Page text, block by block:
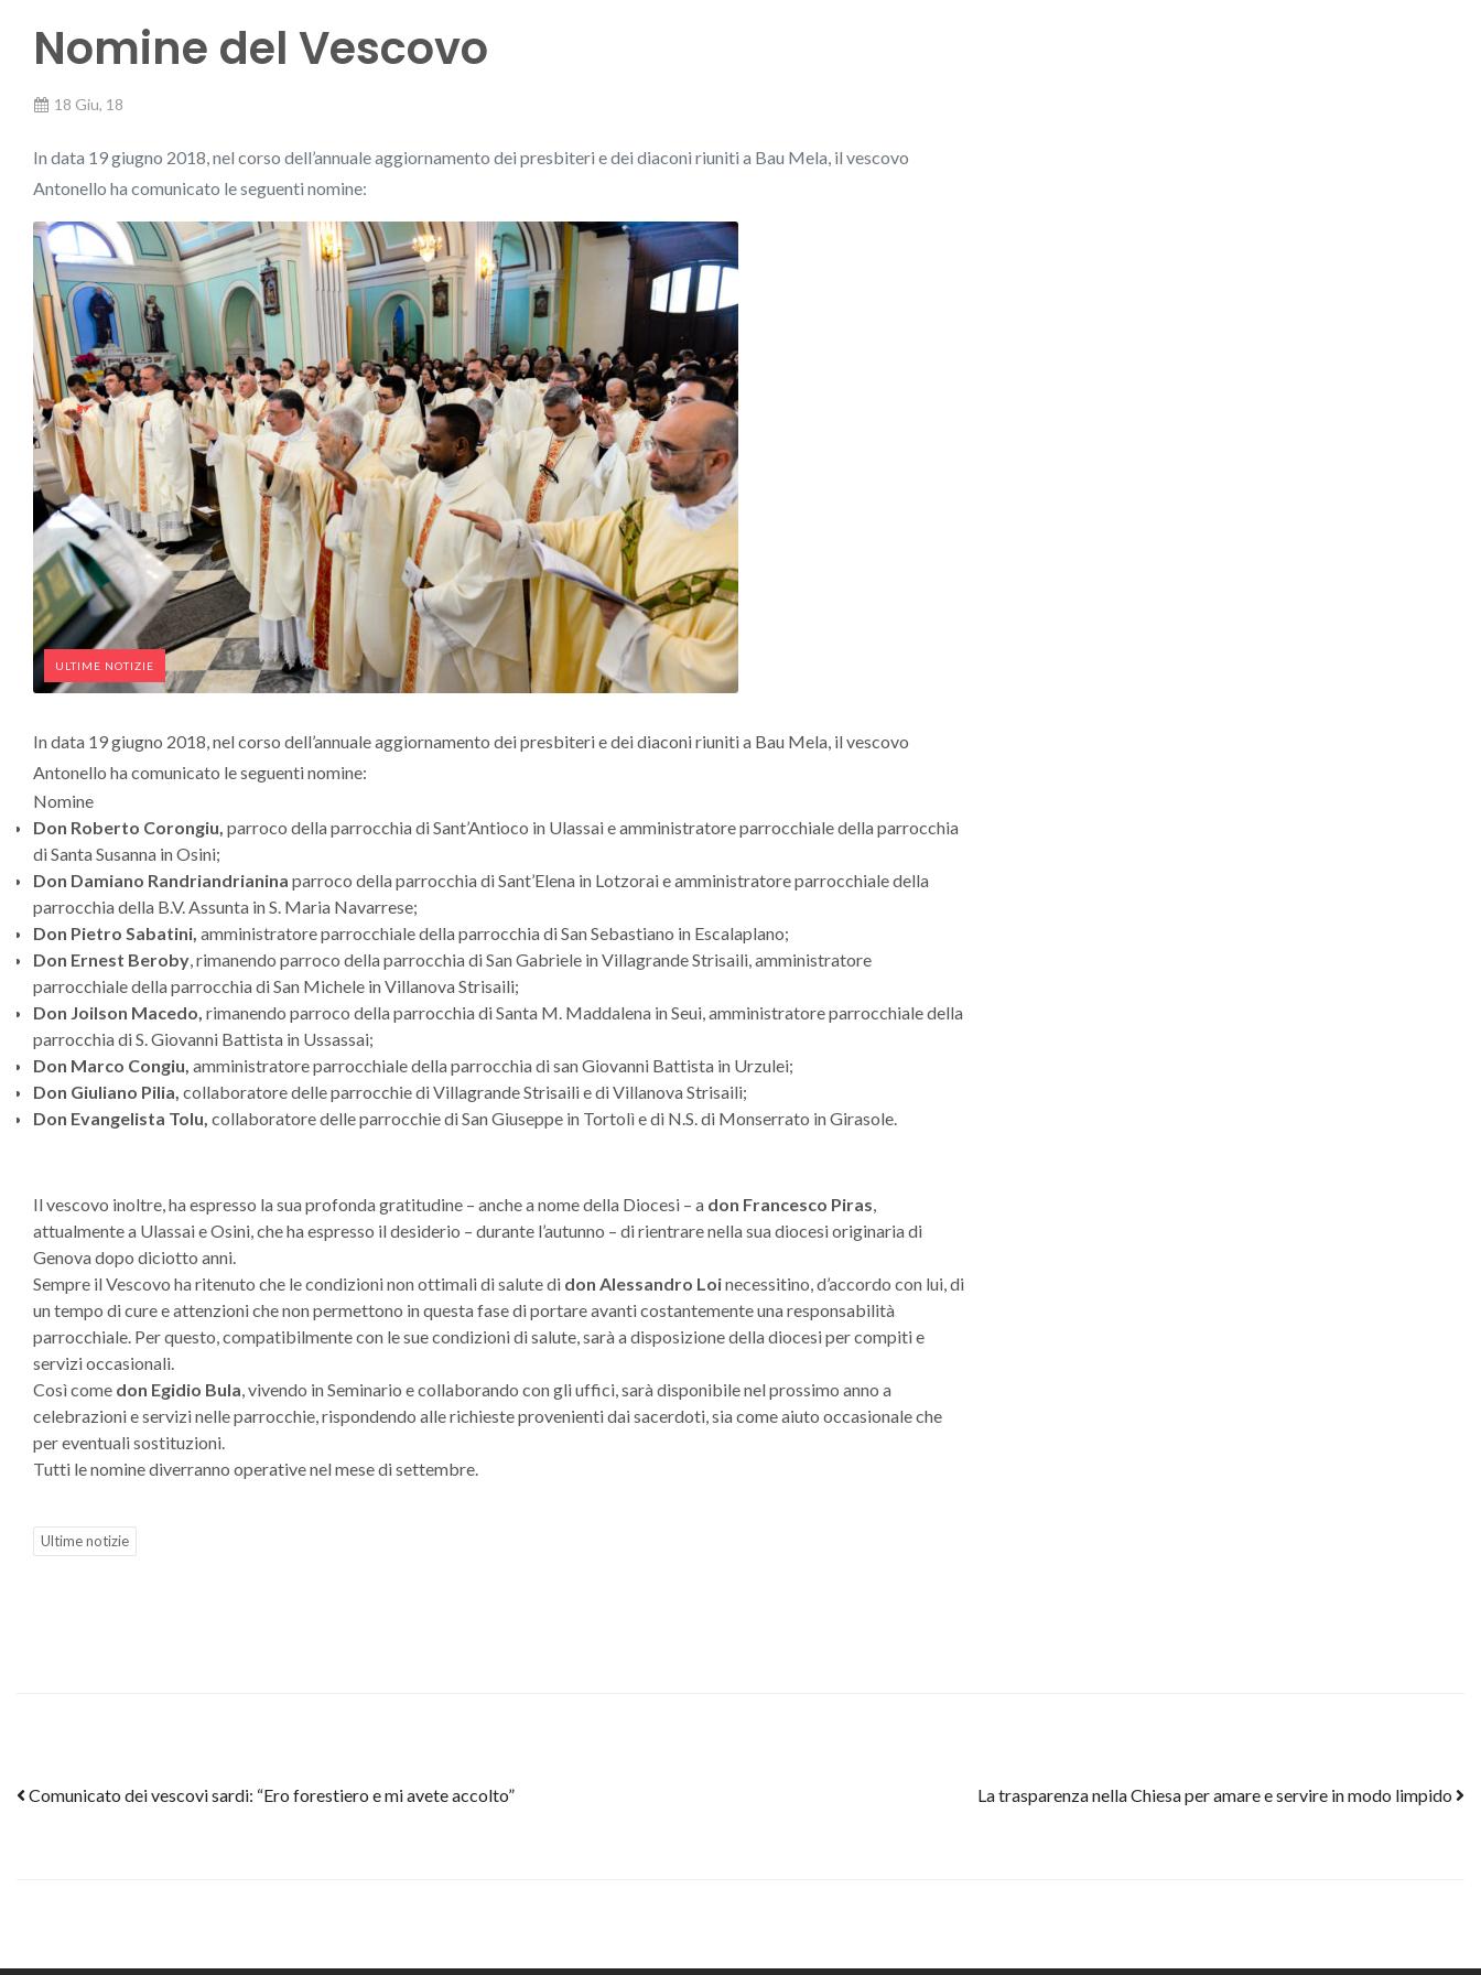
Nomine del Vescovo
18 Giu, 18
In data 19 giugno 2018, nel corso dell’annuale aggiornamento dei presbiteri e dei diaconi riuniti a Bau Mela, il vescovo
Antonello ha comunicato le seguenti nomine:
ULTIME NOTIZIE
In data 19 giugno 2018, nel corso dell’annuale aggiornamento dei presbiteri e dei diaconi riuniti a Bau Mela, il vescovo
Antonello ha comunicato le seguenti nomine:
Nomine
Don Roberto Corongiu, parroco della parrocchia di Sant’Antioco in Ulassai e amministratore parrocchiale della parrocchia
di Santa Susanna in Osini;
Don Damiano Randriandrianina parroco della parrocchia di Sant’Elena in Lotzorai e amministratore parrocchiale della
parrocchia della B.V. Assunta in S. Maria Navarrese;
Don Pietro Sabatini, amministratore parrocchiale della parrocchia di San Sebastiano in Escalaplano;
Don Ernest Beroby , rimanendo parroco della parrocchia di San Gabriele in Villagrande Strisaili, amministratore
parrocchiale della parrocchia di San Michele in Villanova Strisaili;
Don Joilson Macedo, rimanendo parroco della parrocchia di Santa M. Maddalena in Seui, amministratore parrocchiale della
parrocchia di S. Giovanni Battista in Ussassai;
Don Marco Congiu, amministratore parrocchiale della parrocchia di san Giovanni Battista in Urzulei;
Don Giuliano Pilia, collaboratore delle parrocchie di Villagrande Strisaili e di Villanova Strisaili;
Don Evangelista Tolu, collaboratore delle parrocchie di San Giuseppe in Tortolì e di N.S. di Monserrato in Girasole.
Il vescovo inoltre, ha espresso la sua profonda gratitudine – anche a nome della Diocesi – a don Francesco Piras
attualmente a Ulassai e Osini, che ha espresso il desiderio – durante l’autunno – di rientrare nella sua diocesi originaria di
Genova dopo diciotto anni.
Sempre il Vescovo ha ritenuto che le condizioni non ottimali di salute di don Alessandro Loinecessitino, d’accordo con lui, di
un tempo di cure e attenzioni che non permettono in questa fase di portare avanti costantemente una responsabilità
parrocchiale. Per questo, compatibilmente con le sue condizioni di salute, sarà a disposizione della diocesi per compiti e
servizi occasionali.
Così come don Egidio Bula , vivendo in Seminario e collaborando con gli uffici, sarà disponibile nel prossimo anno a
celebrazioni e servizi nelle parrocchie, rispondendo alle richieste provenienti dai sacerdoti, sia come aiuto occasionale che
per eventuali sostituzioni.
Tutti le nomine diverranno operative nel mese di settembre.
Ultime notizie
Post navigation
Comunicato dei vescovi sardi: “Ero forestiero e mi avete accolto” La trasparenza nella Chiesa per amare e servire in modo limpido